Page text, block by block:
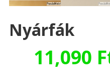
Nyárfák
11,090